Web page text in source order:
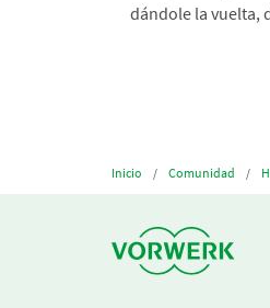
dándole la vuelta,
Inicio Comunidad